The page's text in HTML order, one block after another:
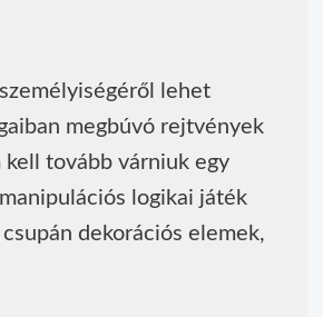
lehet
megbúvó rejtvények
tovább várniuk egy
logikai játék
dekorációs elemek,